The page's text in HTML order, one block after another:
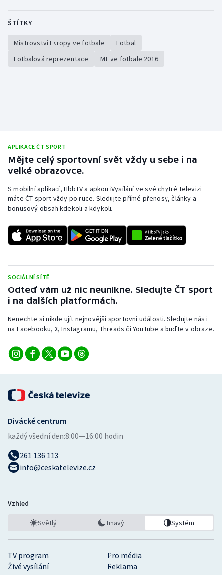
ŠTÍTKY
Mistrovství Evropy ve fotbale
Fotbal
Fotbalová reprezentace
ME ve fotbale 2016
APLIKACE ČT SPORT
Mějte celý sportovní svět vždy u sebe i na
velké obrazovce.
S mobilní aplikací, HbbTV a apkou iVysílání ve své chytré televizi
máte ČT sport vždy po ruce. Sledujte přímé přenosy, články a
bonusový obsah kdekoli a kdykoli.
SOCIÁLNÍ SÍTĚ
Odteď vám už nic neunikne. Sledujte ČT sport
i na dalších platformách.
Nenechte si nikde ujít nejnovější sportovní události. Sledujte nás i
na Facebooku, X, Instagramu, Threads či YouTube a buďte v obraze.
TV program
Pro média
Živé vysílání
Reklama
Divácké centrum
každý všední den:8:00—16:00 hodin
261 136 113
info@ceskatelevize.cz
Vzhled
Světlý Tmavý Systém